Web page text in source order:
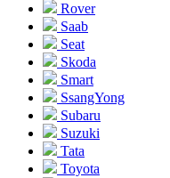
Rover
Saab
Seat
Skoda
Smart
SsangYong
Subaru
Suzuki
Tata
Toyota